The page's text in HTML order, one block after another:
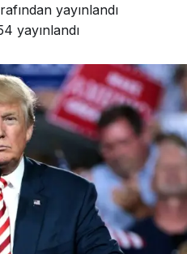
yayınlandı
yayınlandı